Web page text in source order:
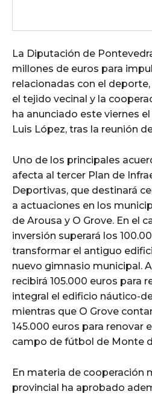
La Diputación de
millones de euros para
relacionadas con el
el tejido vecinal y la
ha anunciado este viernes
Luis López, tras la reunión
Uno de los principales
afecta al tercer Plan de
Deportivas, que destinará
a actuaciones en los
de Arousa y O Grove. En el
inversión superará los
transformar el antiguo
nuevo gimnasio municipal.
recibirá 105.000 euros para
integral el edificio náutico-
mientras que O Grove
145.000 euros para renovar
campo de fútbol de Monte
En materia de cooperación
provincial ha aprobado